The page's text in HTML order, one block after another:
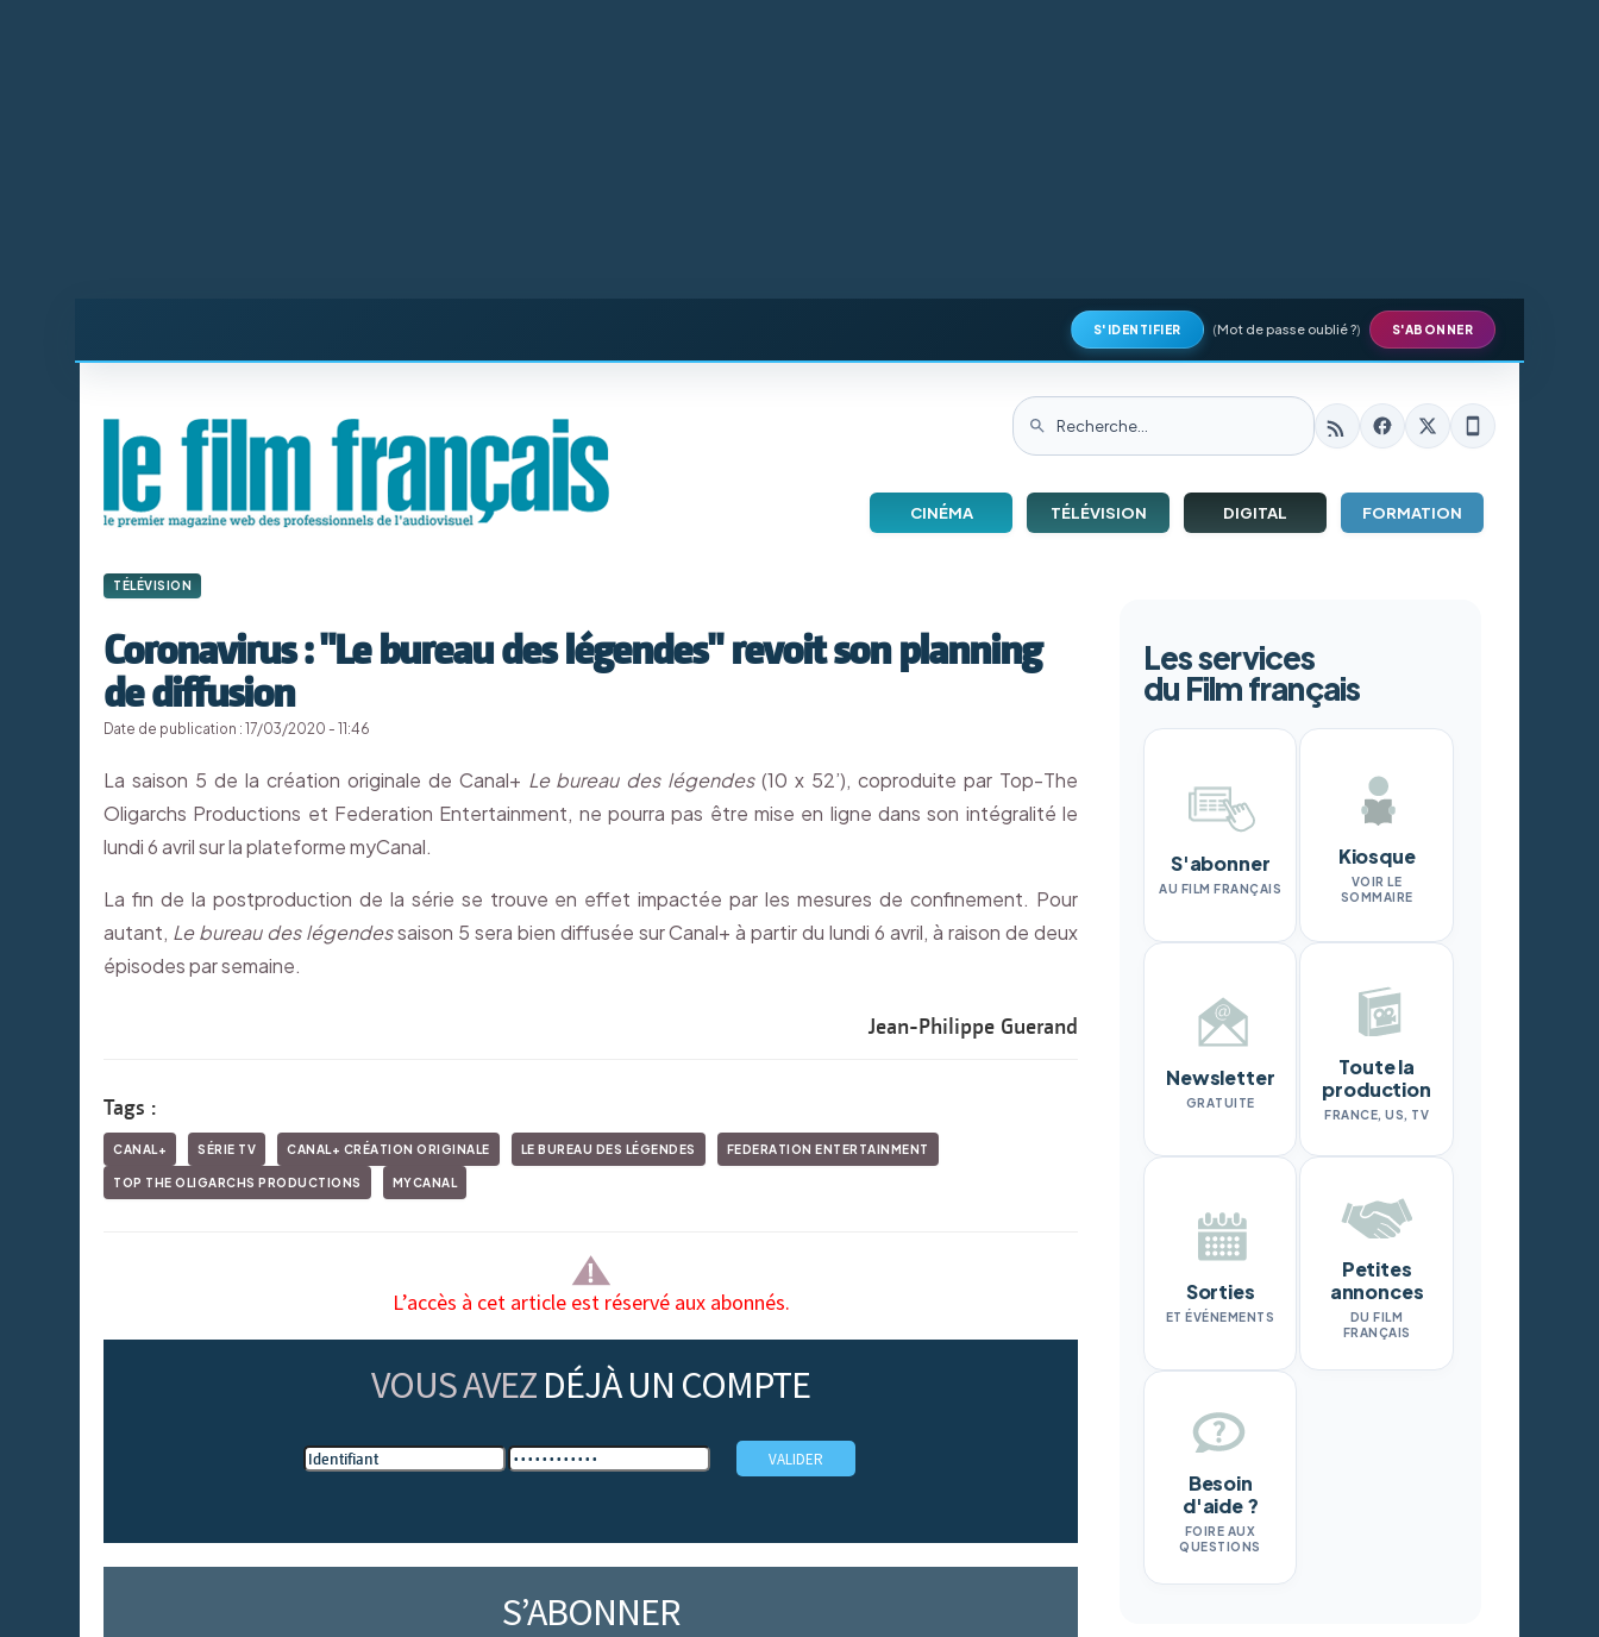
S'IDENTIFIER (Mot de passe oublié ?) S'ABONNER
CINÉMA TÉLÉVISION DIGITAL FORMATION
TÉLÉVISION
Coronavirus : "Le bureau des légendes" revoit son planning
de diffusion
Date de publication : 17/03/2020 - 11:46
La saison 5 de la création originale de Canal+ Le bureau des légendes(10 x 52’), coproduite par Top-The
Oligarchs Productions et Federation Entertainment, ne pourra pas être mise en ligne dans son intégralité le
lundi 6 avril sur la plateforme myCanal.
La fin de la postproduction de la série se trouve en effet impactée par les mesures de confinement. Pour
autant, Le bureau des légendessaison 5 sera bien diffusée sur Canal+ à partir du lundi 6 avril, à raison de deux
épisodes par semaine.
Jean-Philippe Guerand
Tags :
CANAL+ SÉRIE TV CANAL+ CRÉATION ORIGINALE LE BUREAU DES LÉGENDES FEDERATION ENTERTAINMENT
TOP THE OLIGARCHS PRODUCTIONS MYCANAL
L’accès à cet article est réservé aux abonnés.
VOUS AVEZ DÉJÀ UN COMPTE
S’ABONNER
Les services
du Film français
S'abonner
AU FILM FRANÇAIS
Kiosque
VOIR LE
SOMMAIRE
Newsletter
GRATUITE
Toute la
production
FRANCE, US, TV
Sorties
ET ÉVÉNEMENTS
Petites
annonces
DU FILM
FRANÇAIS
Besoin
d'aide ?
FOIRE AUX
QUESTIONS